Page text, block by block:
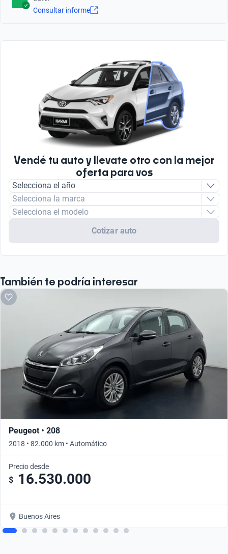
1.5
Tipo de Combustible
Hatchback
Tipo de Carrocería
Tipo de bulbo luz baja
2
Consultar informe
Vendé tu auto y llevate otro con la mejor
oferta para vos
Selecciona el año
Selecciona la marca
Selecciona el modelo
Cotizar auto
También te podría interesar
Peugeot • 208
2018 • 82.000 km • Automático
Precio desde
$ 16.530.000
Buenos Aires